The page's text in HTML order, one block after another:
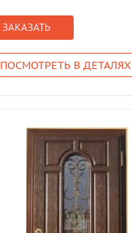
ЗАКАЗАТЬ
ПОСМОТРЕТЬ В ДЕТАЛЯХ